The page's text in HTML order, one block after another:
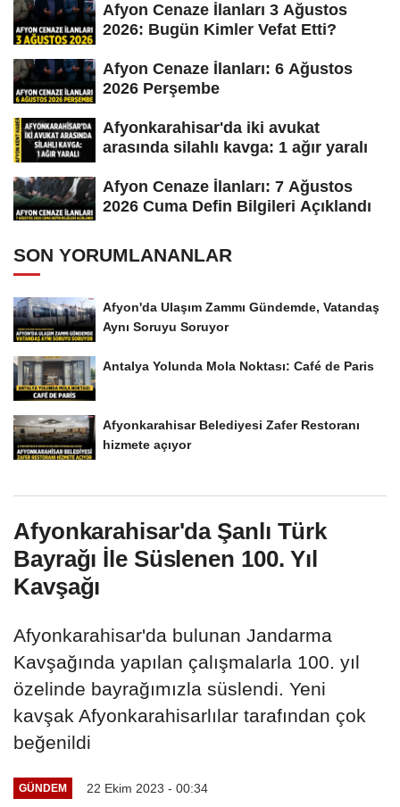
Afyon Cenaze İlanları 3 Ağustos
2026: Bugün Kimler Vefat Etti?
Afyon Cenaze İlanları: 6 Ağustos
2026 Perşembe
Afyonkarahisar'da iki avukat
arasında silahlı kavga: 1 ağır yaralı
Afyon Cenaze İlanları: 7 Ağustos
2026 Cuma Defin Bilgileri Açıklandı
SON YORUMLANANLAR
Afyon'da Ulaşım Zammı Gündemde, Vatandaş
Aynı Soruyu Soruyor
Antalya Yolunda Mola Noktası: Café de Paris
Afyonkarahisar Belediyesi Zafer Restoranı
hizmete açıyor
Afyonkarahisar'da Şanlı Türk
Bayrağı İle Süslenen 100. Yıl
Kavşağı
Afyonkarahisar'da bulunan Jandarma
Kavşağında yapılan çalışmalarla 100. yıl
özelinde bayrağımızla süslendi. Yeni
kavşak Afyonkarahisarlılar tarafından çok
beğenildi
GÜNDEM 22 Ekim 2023 - 00:34